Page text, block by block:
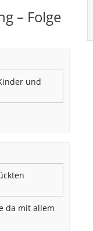
– Folge
und
da mit allem